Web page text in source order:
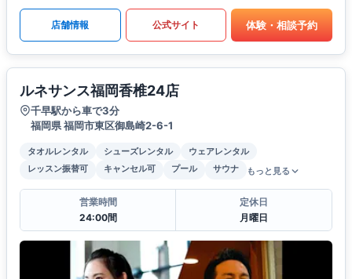
店舗情報 公式サイト 体験・相談予約
ルネサンス福岡香椎24店
千早駅から車で3分
福岡県 福岡市東区御島崎2-6-1
タオルレンタル シューズレンタル
ウェアレンタル
レッスン振替可
キャンセル可 プール サウナ もっと見る
営業時間
24:00間
定休日
月曜日